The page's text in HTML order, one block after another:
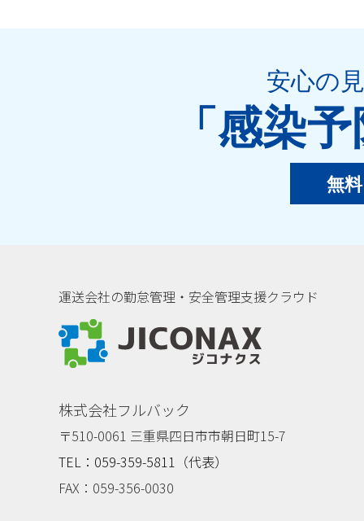
安心の
「感染
無
運送会社の勤怠管理・安全管理支援クラウド
株式会社フルバック
〒510-0061 三重県四日市市朝日町15-7
TEL：059-359-5811（代表）
FAX：059-356-0030